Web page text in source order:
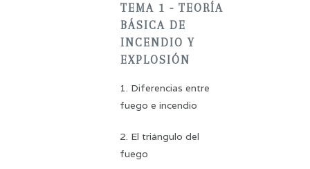
TEMA 1 - TEORÍA
BÁSICA DE
INCENDIO Y
EXPLOSIÓN
1. Diferencias entre
fuego e incendio
2. El triángulo del
fuego